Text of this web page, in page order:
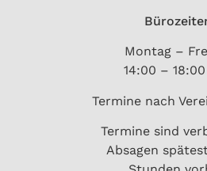
Montag –
14:00 –
Termine nach
Termine sind
Absagen